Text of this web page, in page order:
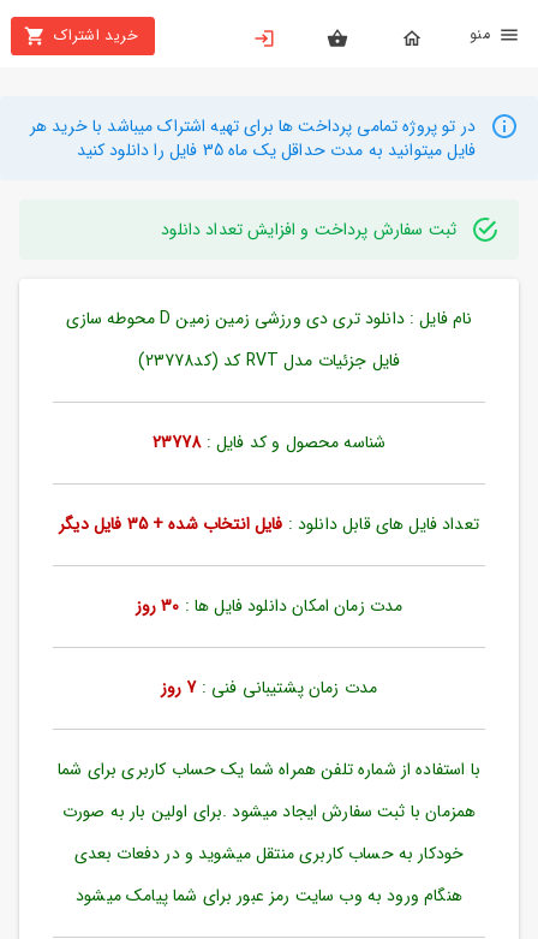
خرید اشتراک
بستن
محصولات
تهیه
راهنما
دانلود
ورود
به
بازیابی
رمز
مندی
ها
در تو پروژه تمامی پرداخت ها برای تهیه اشتراک میباشد با خرید هر
فایل میتوانید به مدت حداقل یک ماه 35 فایل را دانلود کنید
ثبت سفارش پرداخت و افزایش تعداد دانلود
نام فایل : دانلود تری دی ورزشی زمین زمین D محوطه سازی
فایل جزئیات مدل RVT کد (کد23778)
شناسه محصول و کد فایل :23778
تعداد فایل های قابل دانلود : فایل انتخاب شده + 35 فایل دیگر
مدت زمان امکان دانلود فایل ها : 30 روز
مدت زمان پشتیبانی فنی :7 روز
با استفاده از شماره تلفن همراه شما یک حساب کاربری برای شما
همزمان با ثبت سفارش ایجاد میشود .برای اولین بار به صورت
خودکار به حساب کاربری منتقل میشوید و در دفعات بعدی
هنگام ورود به وب سایت رمز عبور برای شما پیامک میشود